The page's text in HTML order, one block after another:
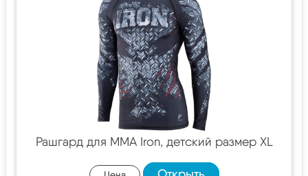
Рашгард для MMA Iron, детский размер XL